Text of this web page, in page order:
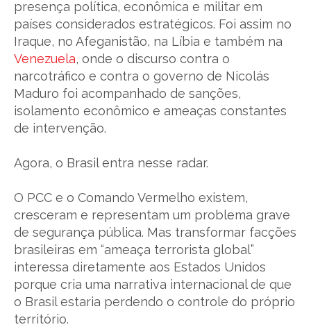
presença política, econômica e militar em
países considerados estratégicos. Foi assim no
Iraque, no Afeganistão, na Líbia e também na
Venezuela, onde o discurso contra o
narcotráfico e contra o governo de Nicolás
Maduro foi acompanhado de sanções,
isolamento econômico e ameaças constantes
de intervenção.
Agora, o Brasil entra nesse radar.
O PCC e o Comando Vermelho existem,
cresceram e representam um problema grave
de segurança pública. Mas transformar facções
brasileiras em “ameaça terrorista global”
interessa diretamente aos Estados Unidos
porque cria uma narrativa internacional de que
o Brasil estaria perdendo o controle do próprio
território.